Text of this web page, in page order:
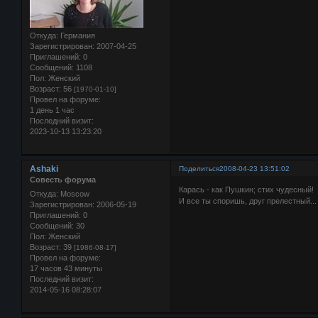
Откуда: Германия
Зарегистрирован: 2007-04-25
Приглашений: 0
Сообщений: 1108
Пол: Женский
Возраст: 56 [1970-01-10]
Провел на форуме:
1 день 1 час
Последний визит:
2023-10-13 13:23:20
Поделиться2008-04-23 13:51:02
Ashaki
Совесть форума
Откуда: Moscow
Зарегистрирован: 2006-05-19
Приглашений: 0
Сообщений: 30
Пол: Женский
Возраст: 39 [1986-08-17]
Провел на форуме:
17 часов 43 минуты
Последний визит:
2014-05-16 08:28:07
Карась - как Пушкин; стих чудесный!
И все ты споришь, друг прелестный...